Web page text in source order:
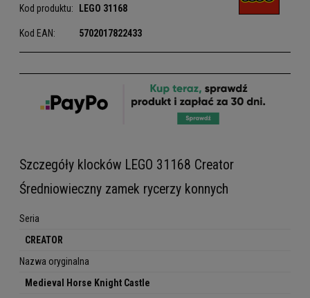
Kod produktu: LEGO 31168
Kod EAN: 5702017822433
Szczegóły klocków LEGO 31168 Creator
Średniowieczny zamek rycerzy konnych
Seria
CREATOR
Nazwa oryginalna
Medieval Horse Knight Castle